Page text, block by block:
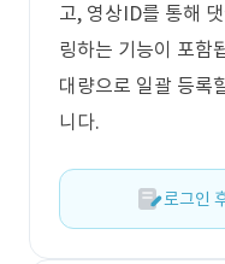
고, 영상ID를 통해
링하는 기능이 포함
대량으로 일괄 등록
니다.
로그인